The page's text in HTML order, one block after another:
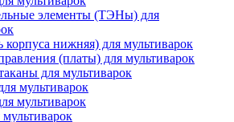
элементы (ТЭНы) для
корпуса нижняя) для мультиварок
(платы) для мультиварок
для мультиварок
мультиварок
мультиварок